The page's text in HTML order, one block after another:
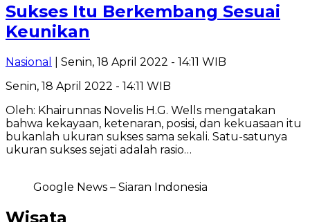
Sukses Itu Berkembang Sesuai
Keunikan
Nasional
| Senin, 18 April 2022 - 14:11 WIB
Senin, 18 April 2022 - 14:11 WIB
Oleh: Khairunnas Novelis H.G. Wells mengatakan
bahwa kekayaan, ketenaran, posisi, dan kekuasaan itu
bukanlah ukuran sukses sama sekali. Satu-satunya
ukuran sukses sejati adalah rasio…
Google News – Siaran Indonesia
Wisata